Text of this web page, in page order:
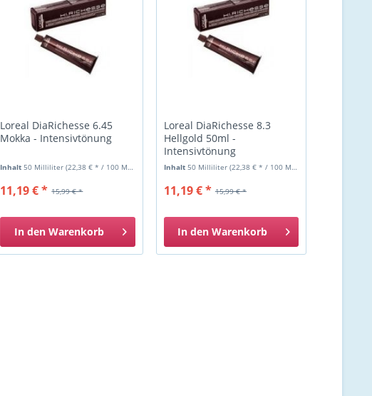
Loreal DiaRichesse 6.45
Mokka - Intensivtönung
Inhalt50 Milliliter(22,38 € * / 100 Milliliter)
15,99 € *
11,19 € *
In den Warenkorb
Loreal DiaRichesse 8.3
Hellgold 50ml -
Intensivtönung
Inhalt 50 Milliliter (22,38 € * / 100 Milliliter)
15,99 € *
11,19 € *
In den Warenkorb